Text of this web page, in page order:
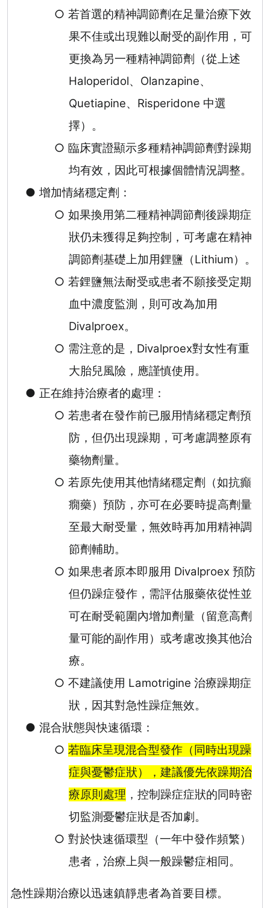
○ 若首選的精神調節劑在足量治療下效
果不佳或出現難以耐受的副作用，可
更換為另一種精神調節劑（從上述
Haloperidol、 Olanzapine、
Quetiapine、 Risperidone 中選
擇）。
○ 臨床實證顯示多種精神調節劑對躁期
均有效，因此可根據個體情況調整。
● 增加情緒穩定劑：
○ 如果換用第二種精神調節劑後躁期症
狀仍未獲得足夠控制，可考慮在精神
調節劑基礎上加用鋰鹽（Lithium）。
○ 若鋰鹽無法耐受或患者不願接受定期
血中濃度監測，則可改為加用
Divalproex。
○ 需注意的是， Divalproex對女性有重
大胎兒風險，應謹慎使用。
● 正在維持治療者的處理：
○ 若患者在發作前已服用情緒穩定劑預
防，但仍出現躁期，可考慮調整原有
藥物劑量。
○ 若原先使用其他情緒穩定劑（如抗癲
癇藥）預防，亦可在必要時提高劑量
至最大耐受量，無效時再加用精神調
節劑輔助。
○ 如果患者原本即服用 Divalproex 預防
但仍躁症發作，需評估服藥依從性並
可在耐受範圍內增加劑量（留意高劑
量可能的副作用）或考慮改換其他治
療。
○ 不建議使用 Lamotrigine 治療躁期症
狀，因其對急性躁症無效。
● 混合狀態與快速循環：
○ 若臨床呈現混合型發作（同時出現躁
症與憂鬱症狀），建議優先依躁期治
療原則處理 ，控制躁症症狀的同時密
切監測憂鬱症狀是否加劇。
○ 對於快速循環型（一年中發作頻繁）
患者，治療上與一般躁鬱症相同。
急性躁期治療以迅速鎮靜患者為首要目標。